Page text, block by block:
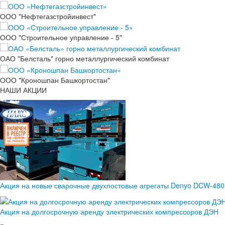
ООО "Нефтегазстройинвест"
ООО "Строительное управление - 5"
ОАО "Белсталь" горно металлургический комбинат
ООО "Кроношпан Башкортостан"
НАШИ АКЦИИ
Акция на новые сварочные двухпостовые агрегаты Denyo DCW-
Акция на долгосрочную аренду электрических компрессоров ДЭН